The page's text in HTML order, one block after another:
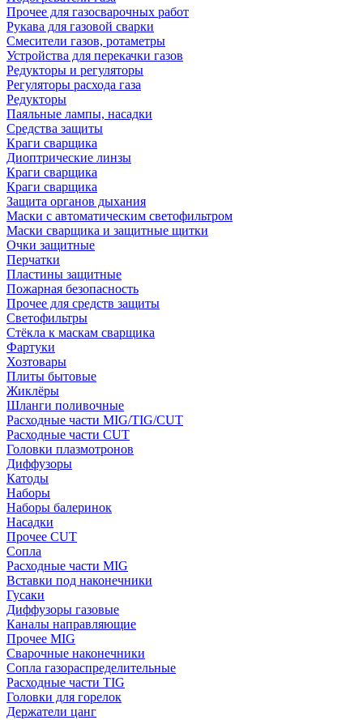
Прочее для газосварочных работ
Рукава для газовой сварки
Смесители газов, ротаметры
Устройства для перекачки газов
Редукторы и регуляторы
Регуляторы расхода газа
Редукторы
Паяльные лампы, насадки
Средства защиты
Краги сварщика
Диоптрические линзы
Краги сварщика
Краги сварщика
Защита органов дыхания
Маски с автоматическим светофильтром
Маски сварщика и защитные щитки
Очки защитные
Перчатки
Пластины защитные
Пожарная безопасность
Прочее для средств защиты
Светофильтры
Стёкла к маскам сварщика
Фартуки
Хозтовары
Плиты бытовые
Жиклёры
Шланги поливочные
Расходные части MIG/TIG/CUT
Расходные части CUT
Головки плазмотронов
Диффузоры
Катоды
Наборы
Наборы балеринок
Насадки
Прочее CUT
Сопла
Расходные части MIG
Вставки под наконечники
Гусаки
Диффузоры газовые
Каналы направляющие
Прочее MIG
Сварочные наконечники
Сопла газораспределительные
Расходные части TIG
Головки для горелок
Держатели цанг